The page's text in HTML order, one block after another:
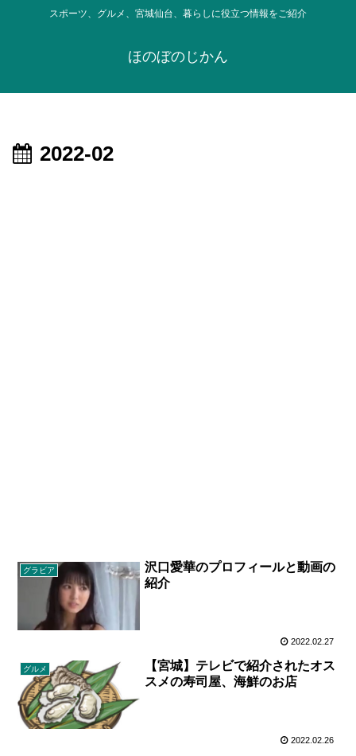
スポーツ、グルメ、宮城仙台、暮らしに役立つ情報をご紹介
ほのぼのじかん
2022-02
グラビア
沢口愛華のプロフィールと動画の
紹介
2022.02.27
グルメ
【宮城】テレビで紹介されたオス
スメの寿司屋、海鮮のお店
2022.02.26